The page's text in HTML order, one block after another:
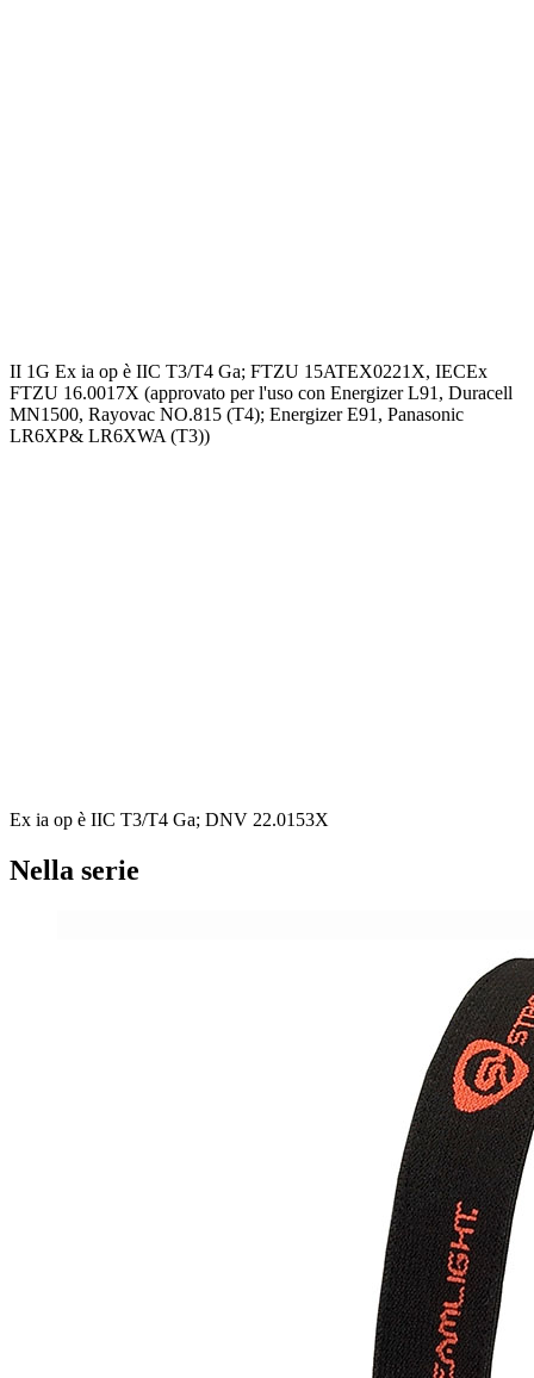
II 1G Ex ia op è IIC T3/T4 Ga; FTZU 15ATEX0221X, IECEx
FTZU 16.0017X (approvato per l'uso con Energizer L91, Duracell
MN1500, Rayovac NO.815 (T4); Energizer E91, Panasonic
LR6XP& LR6XWA (T3))
Ex ia op è IIC T3/T4 Ga; DNV 22.0153X
Nella serie